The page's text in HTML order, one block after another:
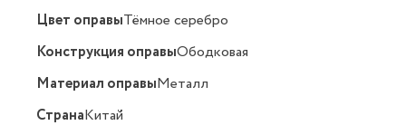
Цвет оправыТёмное серебро
Конструкция оправыОбодковая
Материал оправыМеталл
СтранаКитай